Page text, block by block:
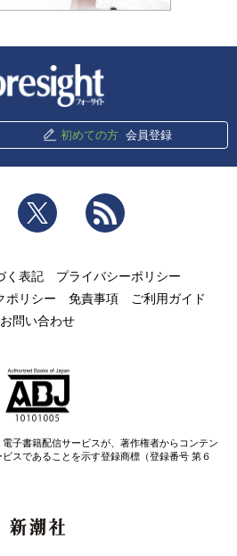
初めての方 会員登録
Twitter
く表記
プライバシーポリシー
ポリシー 免責事項
ご利用ガイド
お問い合わせ
子書籍配信サービスが、著作権者からコンテン
スであることを示す登録商標（登録番号 第６